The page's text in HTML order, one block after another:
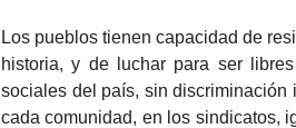
Los pueblos tienen capacidad de
historia, y de luchar para ser
sociales del país, sin discriminación
cada comunidad, en los sindicatos,